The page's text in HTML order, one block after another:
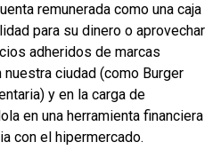
remunerada como una caja
para su dinero o aprovechar
adheridos de marcas
ciudad (como Burger
y en la carga de
en una herramienta financiera
con el hipermercado.